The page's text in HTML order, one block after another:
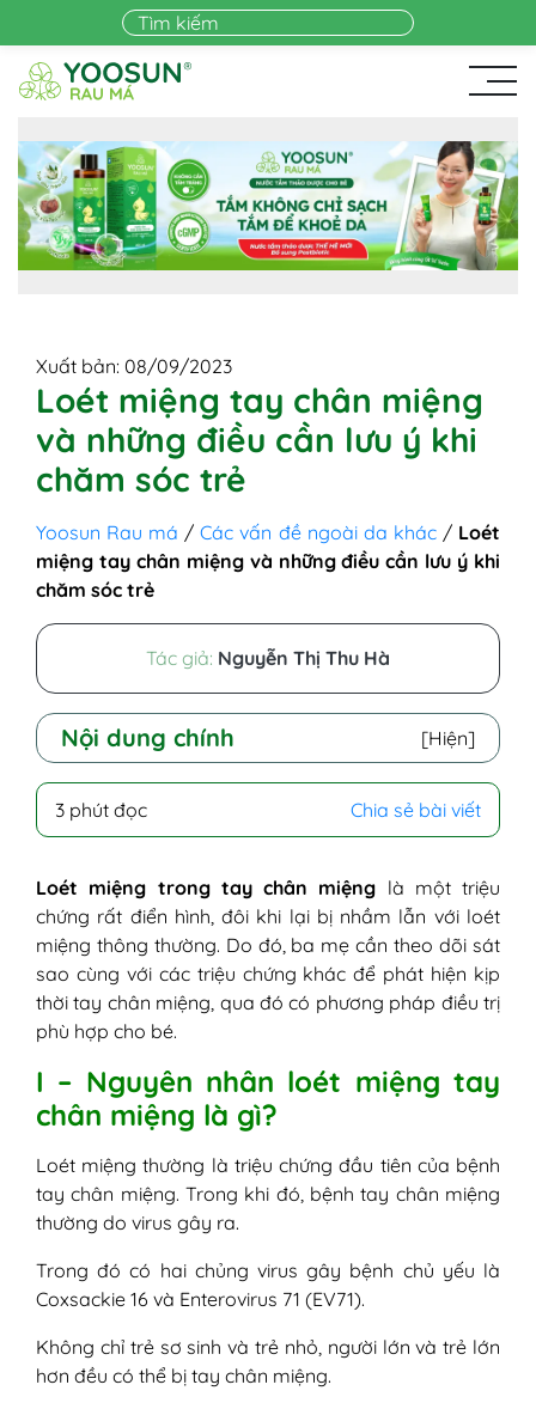
Skip to main content
Xuất bản: 08/09/2023
Loét miệng tay chân miệng
và những điều cần lưu ý khi
chăm sóc trẻ
Yoosun Rau má /Các vấn đề ngoài da khác/ Loét
miệng tay chân miệng và những điều cần lưu ý khi
chăm sóc trẻ
Tác giả: Nguyễn Thị Thu Hà
Nội dung chính [Hiện]
miệng là gì?
hiểm không?
III - Cách xử lý khi bị loét miệng tay chân
miệng
IV - Cách chăm sóc khi trẻ bị loét miệng do
tay chân miệng
3 phút đọc Chia sẻ bài viết
Loét miệng trong tay chân miệng là một triệu
chứng rất điển hình, đôi khi lại bị nhầm lẫn với loét
miệng thông thường. Do đó, ba mẹ cần theo dõi sát
sao cùng với các triệu chứng khác để phát hiện kịp
thời tay chân miệng, qua đó có phương pháp điều trị
phù hợp cho bé.
I – Nguyên nhân loét miệng tay
chân miệng là gì?
Loét miệng thường là triệu chứng đầu tiên của bệnh
tay chân miệng. Trong khi đó, bệnh tay chân miệng
thường do virus gây ra.
Trong đó có hai chủng virus gây bệnh chủ yếu là
Coxsackie 16 và Enterovirus 71 (EV71).
Không chỉ trẻ sơ sinh và trẻ nhỏ, người lớn và trẻ lớn
hơn đều có thể bị tay chân miệng.